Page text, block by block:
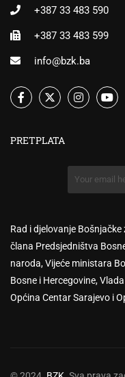
+387 33 483 590
+387 33 483 599
info@bzk.ba
PRETPLATA
Rad i djelovanje
člana Predsjedništva
naroda, Vijeće ministara
Bosne i Hercegovine,
Općina Centar Sarajevo i